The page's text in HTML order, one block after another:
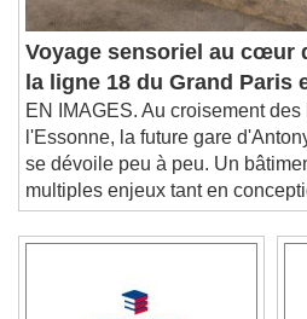
Voyage sensoriel au cœur
la ligne 18 du Grand Paris
EN IMAGES. Au croisement
l'Essonne, la future gare
se dévoile peu à peu. Un
multiples enjeux tant en